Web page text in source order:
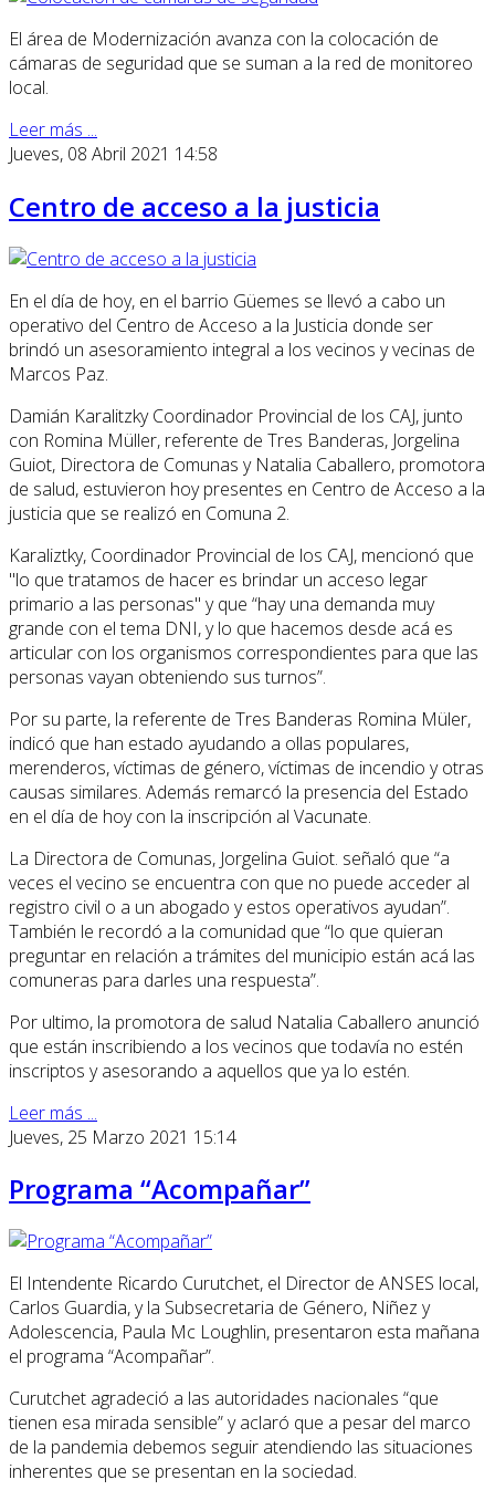
El área de Modernización avanza con la colocación de
cámaras de seguridad que se suman a la red de monitoreo
local.
Leer más ...
Jueves, 08 Abril 2021 14:58
Centro de acceso a la justicia
En el día de hoy, en el barrio Güemes se llevó a cabo un
operativo del Centro de Acceso a la Justicia donde ser
brindó un asesoramiento integral a los vecinos y vecinas de
Marcos Paz.
Damián Karalitzky Coordinador Provincial de los CAJ, junto
con Romina Müller, referente de Tres Banderas, Jorgelina
Guiot, Directora de Comunas y Natalia Caballero, promotora
de salud, estuvieron hoy presentes en Centro de Acceso a la
justicia que se realizó en Comuna 2.
Karaliztky, Coordinador Provincial de los CAJ, mencionó que
"lo que tratamos de hacer es brindar un acceso legar
primario a las personas" y que “hay una demanda muy
grande con el tema DNI, y lo que hacemos desde acá es
articular con los organismos correspondientes para que las
personas vayan obteniendo sus turnos”.
Por su parte, la referente de Tres Banderas Romina Müler,
indicó que han estado ayudando a ollas populares,
merenderos, víctimas de género, víctimas de incendio y otras
causas similares. Además remarcó la presencia del Estado
en el día de hoy con la inscripción al Vacunate.
La Directora de Comunas, Jorgelina Guiot. señaló que “a
veces el vecino se encuentra con que no puede acceder al
registro civil o a un abogado y estos operativos ayudan”.
También le recordó a la comunidad que “lo que quieran
preguntar en relación a trámites del municipio están acá las
comuneras para darles una respuesta”.
Por ultimo, la promotora de salud Natalia Caballero anunció
que están inscribiendo a los vecinos que todavía no estén
inscriptos y asesorando a aquellos que ya lo estén.
Leer más ...
Jueves, 25 Marzo 2021 15:14
Programa “Acompañar”
El Intendente Ricardo Curutchet, el Director de ANSES local,
Carlos Guardia, y la Subsecretaria de Género, Niñez y
Adolescencia, Paula Mc Loughlin, presentaron esta mañana
el programa “Acompañar”.
Curutchet agradeció a las autoridades nacionales “que
tienen esa mirada sensible” y aclaró que a pesar del marco
de la pandemia debemos seguir atendiendo las situaciones
inherentes que se presentan en la sociedad.